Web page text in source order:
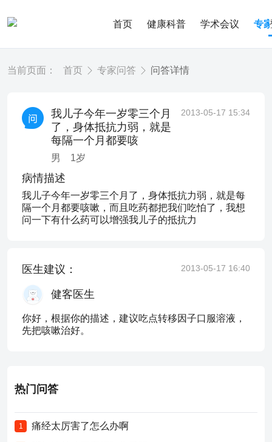
首页 健康科普 学术会议 专
当前页面： 首页 专家问答 问答详情
我儿子今年一岁零三个月
了，身体抵抗力弱，就是
每隔一个月都要咳
男 1岁
2013-05-17 15:34
病情描述
我儿子今年一岁零三个月了，身体抵抗力弱，就是每
隔一个月都要咳嗽，而且吃药都把我们吃怕了，我想
问一下有什么药可以增强我儿子的抵抗力
医生建议： 2013-05-17 16:40
健客医生
你好，根据你的描述，建议吃点转移因子口服溶液，
先把咳嗽治好。
热门问答
1 痛经太厉害了怎么办啊